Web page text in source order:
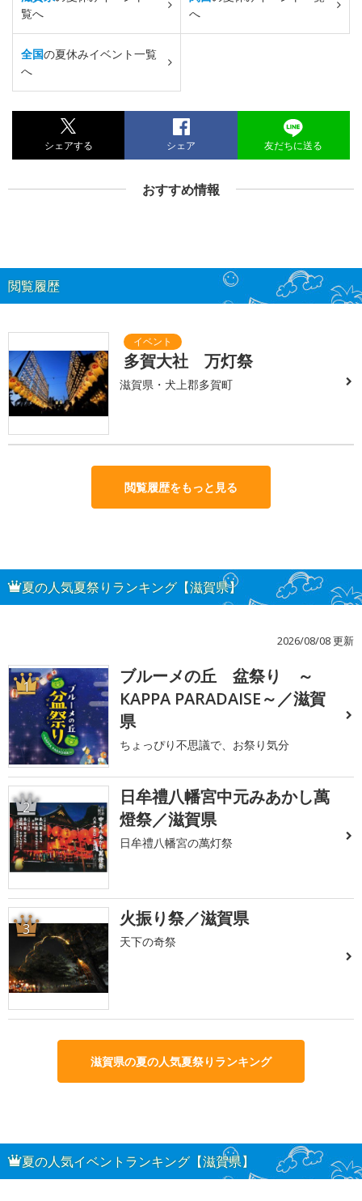
覧へ
へ
全国の夏休みイベント一覧
へ
シェアする シェア 友だちに送る
おすすめ情報
閲覧履歴
多賀大社 万灯祭
滋賀県・犬上郡多賀町
閲覧履歴をもっと見る
夏の人気夏祭りランキング【滋賀県】
2026/08/08 更新
1
ブルーメの丘 盆祭り ～
KAPPA PARADAISE～／滋賀
県
ちょっぴり不思議で、お祭り気分
2
日牟禮八幡宮中元みあかし萬
燈祭／滋賀県
日牟禮八幡宮の萬灯祭
3 火振り祭／滋賀県
天下の奇祭
滋賀県の夏の人気夏祭りランキング
夏の人気イベントランキング【滋賀県】